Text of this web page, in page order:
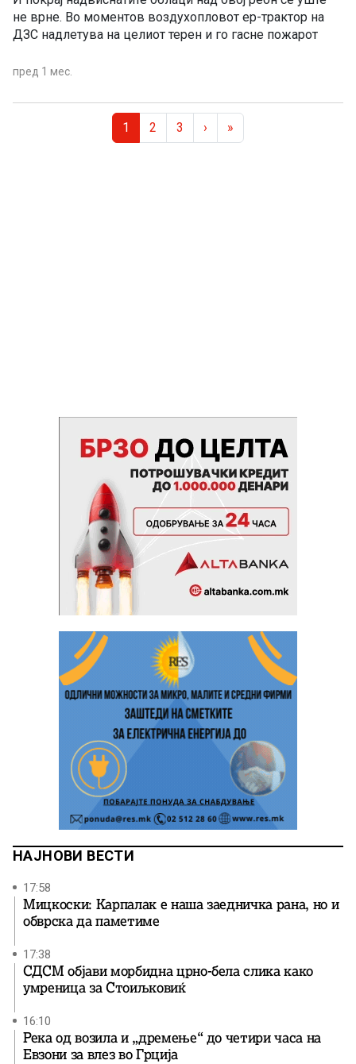
не врне. Во моментов воздухопловот ер-трактор на
ДЗС надлетува на целиот терен и го гасне пожарот
пред 1 мес.
Current Page
1 Page
2 Page
3 › »
НАЈНОВИ ВЕСТИ
17:58
Мицкоски: Карпалак е наша заедничка рана, но и
обврска да паметиме
17:38
СДСМ објави морбидна црно-бела слика како
умреница за Стоиљковиќ
16:10
Река од возила и „дремење“ до четири часа на
Евзони за влез во Грција